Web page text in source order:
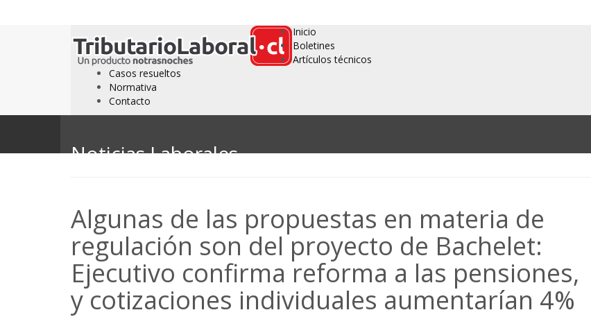
Inicio
Boletines
Artículos técnicos
Casos resueltos
Normativa
Contacto
Noticias Laborales
Algunas de las propuestas en materia de
regulación son del proyecto de Bachelet:
Ejecutivo confirma reforma a las pensiones,
y cotizaciones individuales aumentarían 4%